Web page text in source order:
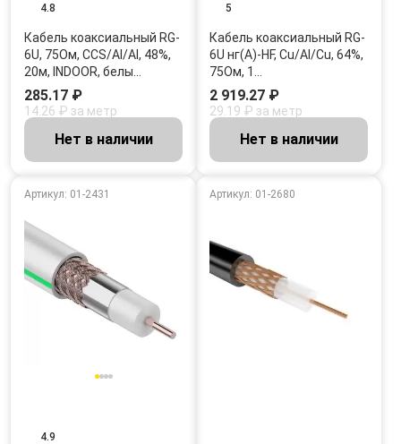
4.8
Кабель коаксиальный RG-
6U, 75Ом, CCS/Al/Al, 48%,
20м, INDOOR, белы…
285.17 ₽
14.26 ₽ за метр
Нет в наличии
5
Кабель коаксиальный RG-
6U нг(А)-HF, Cu/Al/Cu, 64%,
75Ом, 1…
2 919.27 ₽
29.19 ₽ за метр
Нет в наличии
Артикул: 01-2431
4.9
Артикул: 01-2680